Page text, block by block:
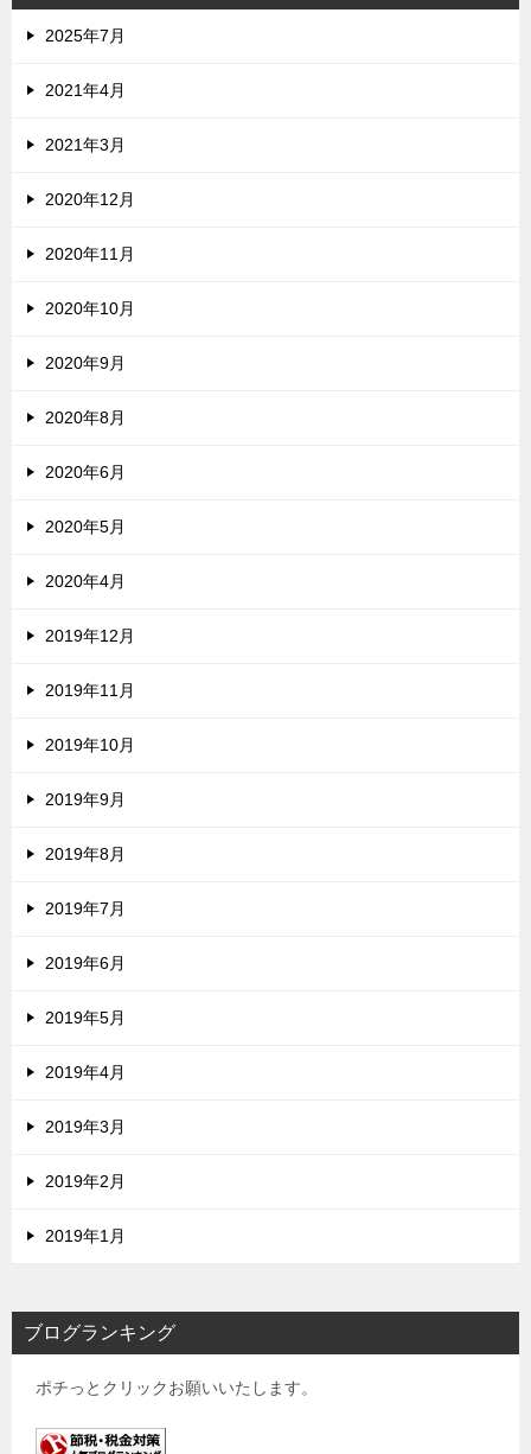
2025年7月
2021年4月
2021年3月
2020年12月
2020年11月
2020年10月
2020年9月
2020年8月
2020年6月
2020年5月
2020年4月
2019年12月
2019年11月
2019年10月
2019年9月
2019年8月
2019年7月
2019年6月
2019年5月
2019年4月
2019年3月
2019年2月
2019年1月
ブログランキング
ポチっとクリックお願いいたします。